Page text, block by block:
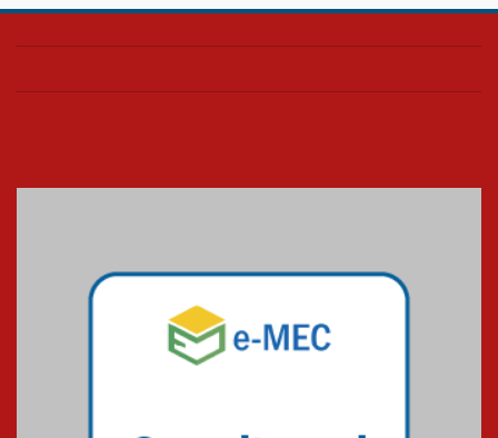
Colégio Presbiteriano
os funcionários
07.11.2024
Equipe de saltos ornamentais
do Mackenzie Brasília